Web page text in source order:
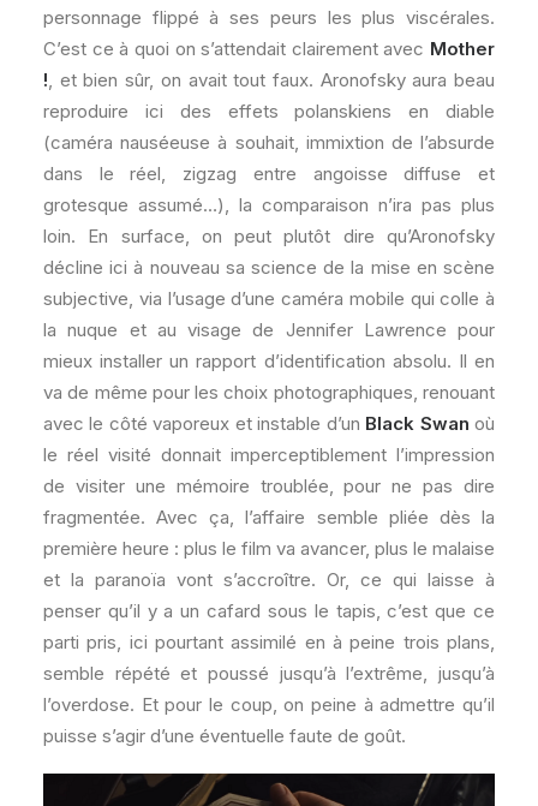
personnage flippé à ses peurs les plus viscérales.
C’est ce à quoi on s’attendait clairement avec Mother
!, et bien sûr, on avait tout faux. Aronofsky aura beau
reproduire ici des effets polanskiens en diable
(caméra nauséeuse à souhait, immixtion de l’absurde
dans le réel, zigzag entre angoisse diffuse et
grotesque assumé…), la comparaison n’ira pas plus
loin. En surface, on peut plutôt dire qu’Aronofsky
décline ici à nouveau sa science de la mise en scène
subjective, via l’usage d’une caméra mobile qui colle à
la nuque et au visage de Jennifer Lawrence pour
mieux installer un rapport d’identification absolu. Il en
va de même pour les choix photographiques, renouant
avec le côté vaporeux et instable d’un Black Swan où
le réel visité donnait imperceptiblement l’impression
de visiter une mémoire troublée, pour ne pas dire
fragmentée. Avec ça, l’affaire semble pliée dès la
première heure : plus le film va avancer, plus le malaise
et la paranoïa vont s’accroître. Or, ce qui laisse à
penser qu’il y a un cafard sous le tapis, c’est que ce
parti pris, ici pourtant assimilé en à peine trois plans,
semble répété et poussé jusqu’à l’extrême, jusqu’à
l’overdose. Et pour le coup, on peine à admettre qu’il
puisse s’agir d’une éventuelle faute de goût.